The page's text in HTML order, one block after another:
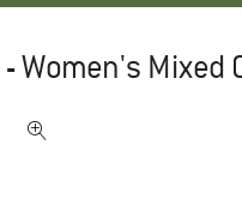
-Women's Mixed